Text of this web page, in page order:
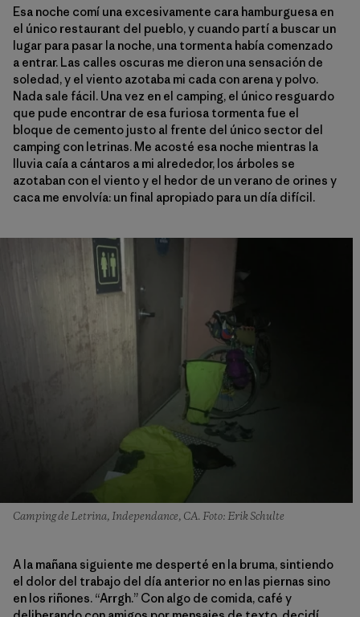
Esa noche comí una excesivamente cara hamburguesa en
el único restaurant del pueblo, y cuando partí a buscar un
lugar para pasar la noche, una tormenta había comenzado
a entrar. Las calles oscuras me dieron una sensación de
soledad, y el viento azotaba mi cada con arena y polvo.
Nada sale fácil. Una vez en el camping, el único resguardo
que pude encontrar de esa furiosa tormenta fue el
bloque de cemento justo al frente del único sector del
camping con letrinas. Me acosté esa noche mientras la
lluvia caía a cántaros a mi alrededor, los árboles se
azotaban con el viento y el hedor de un verano de orines y
caca me envolvía: un final apropiado para un día difícil.
Camping de Letrina, Independance, CA. Foto: Erik Schulte
A la mañana siguiente me desperté en la bruma, sintiendo
el dolor del trabajo del día anterior no en las piernas sino
en los riñones. “Arrgh.” Con algo de comida, café y